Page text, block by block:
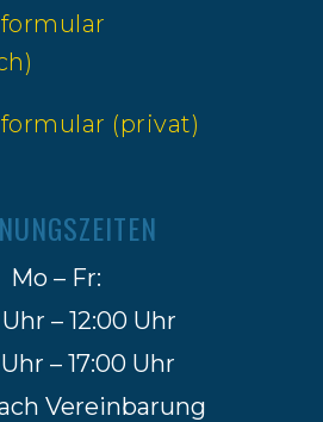
(privat)
Mo – Fr:
– 12:00 Uhr
– 17:00 Uhr
Vereinbarung